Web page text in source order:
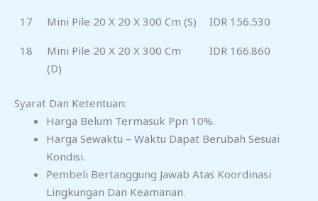
17 Mini Pile 20 X 20 X 300 Cm (S) IDR 156.530
18
Mini Pile 20 X 20 X 300 Cm
(D)
IDR 166.860
Syarat Dan Ketentuan:
Harga Belum Termasuk Ppn 10%.
Harga Sewaktu – Waktu Dapat Berubah Sesuai
Kondisi.
Pembeli Bertanggung Jawab Atas Koordinasi
Lingkungan Dan Keamanan.